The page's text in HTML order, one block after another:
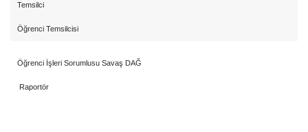
Temsilci
Öğrenci Temsilcisi
Öğrenci İşleri Sorumlusu Savaş DAĞ
Raportör